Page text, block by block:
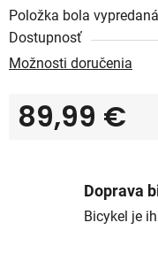
Položka bola
Dostupnosť
Možnosti doručenia
89,99 €
Doprava
Bicykel je